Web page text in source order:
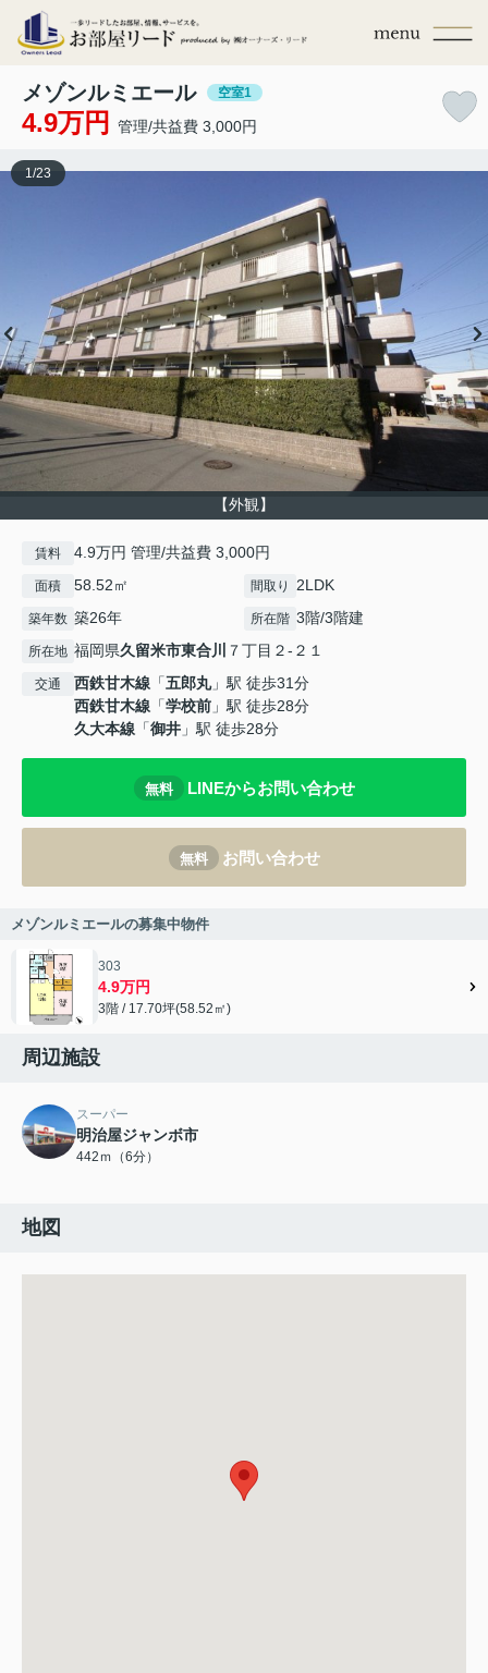
メゾンルミエール 空室1
4.9万円 管理/共益費 3,000円
【外観】
1 /23
賃料 4.9万円 管理/共益費 3,000円
面積 58.52㎡ 間取り 2LDK
築年数 築26年 所在階 3階/3階建
所在地 福岡県久留米市東合川 ７丁目２-２１
交通 西鉄甘木線 「五郎丸」駅 徒歩31分
西鉄甘木線 「学校前 」駅 徒歩28分
久大本線 「御井 」駅 徒歩28分
無料 LINEからお問い合わせ
無料 お問い合わせ
メゾンルミエールの募集中物件
303
4.9万円
3階 / 17.70坪(58.52㎡)
周辺施設
スーパー
明治屋ジャンボ市
442ｍ（6分）
地図